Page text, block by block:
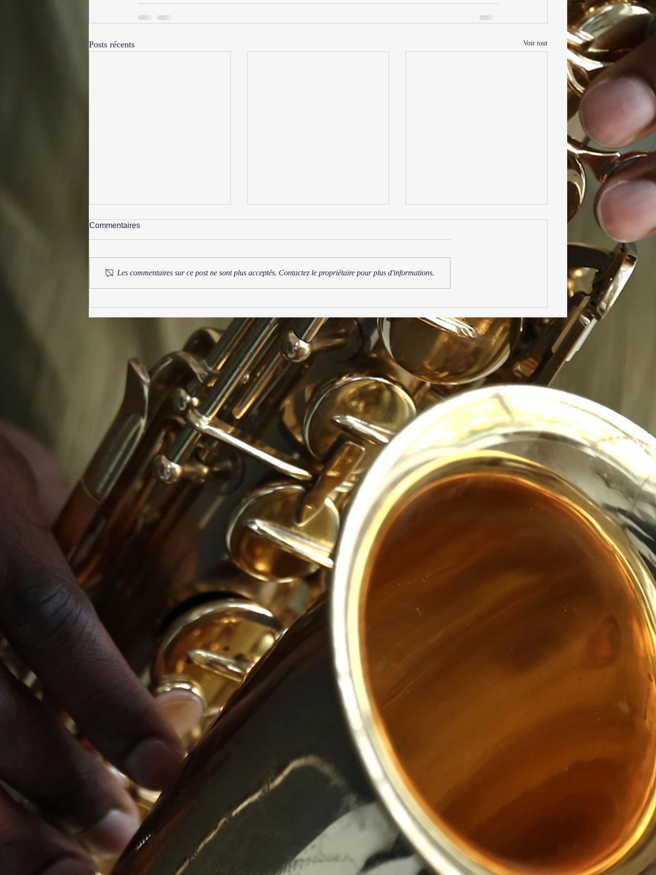
Posts récents Voir tout
Festival Syrinx 2025 Ensemble Daphnis
Commentaires
Les commentaires sur ce post ne sont plus acceptés. Contactez le propriétaire pour plus d'informations.